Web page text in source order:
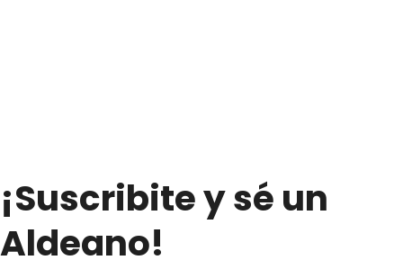
¡Suscribite y sé un
Aldeano!